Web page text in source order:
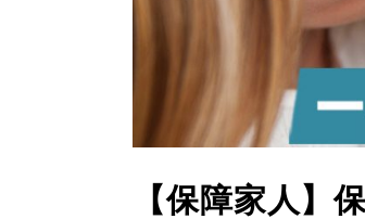
國際｜特朗普料美
財經｜SA售股自
【保障家人】